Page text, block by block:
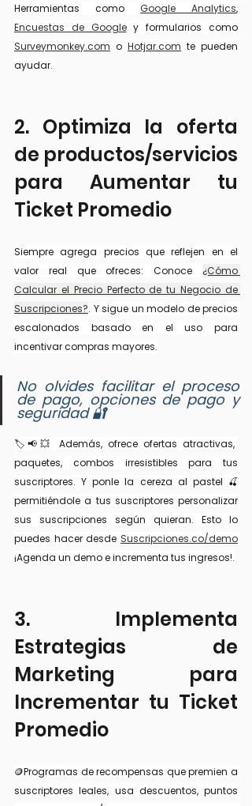
Herramientas como Google Analytics
Encuestas de Google y
Surveymonkey.com o Hotjar.com te pueden
ayudar.
2. Optimiza la oferta
de productos/servicios
para Aumentar tu
Ticket Promedio
Siempre agrega precios que reflejen en el
valor real que ofreces: Conoce ¿Cómo
Calcular el Precio Perfecto de tu Negocio de
Suscripciones?. Y sigue un modelo de precios
escalonados basado en el uso para
incentivar compras mayores.
No olvides facilitar el proceso
de pago, opciones de pago y
seguridad 🔐
🏷️📢💥 Además, ofrece ofertas atractivas,
paquetes, combos irresistibles para tus
suscriptores. Y ponle la cereza al pastel 🍒
permitiéndole a tus suscriptores personalizar
sus suscripciones según quieran. Esto lo
puedes hacer desde Suscripciones.co/demo
¡Agenda un demo e incrementa tus ingresos!.
3. Implementa
Estrategias de
Marketing para
Incrementar tu Ticket
Promedio
🪙Programas de recompensas que premien a
suscriptores leales, usa descuentos, puntos